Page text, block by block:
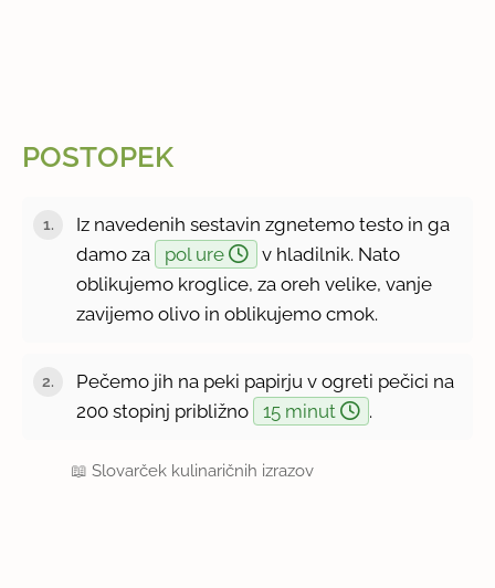
POSTOPEK
Iz navedenih sestavin zgnetemo testo in ga
damo za
pol ure
v hladilnik. Nato
oblikujemo kroglice, za oreh velike, vanje
zavijemo olivo in oblikujemo cmok.
Pečemo jih na peki papirju v ogreti pečici na
200 stopinj približno
15 minut .
📖Slovarček kulinaričnih izrazov